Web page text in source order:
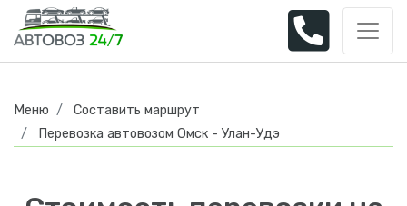
Меню
Составить маршрут
Перевозка автовозом Омск - Улан-Удэ